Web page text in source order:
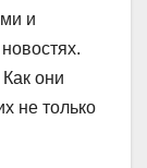
и
они
не только